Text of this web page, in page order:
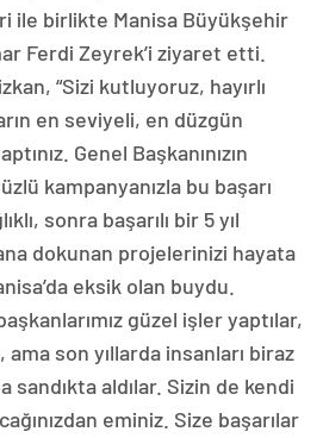
ile birlikte Manisa Büyükşehir
Ferdi Zeyrek’i ziyaret etti.
“Sizi kutluyoruz, hayırlı
en seviyeli, en düzgün
Genel Başkanınızın
kampanyanızla bu başarı
sonra başarılı bir 5 yıl
dokunan projelerinizi hayata
eksik olan buydu.
güzel işler yaptılar,
son yıllarda insanları biraz
sandıkta aldılar. Sizin de kendi
eminiz. Size başarılar